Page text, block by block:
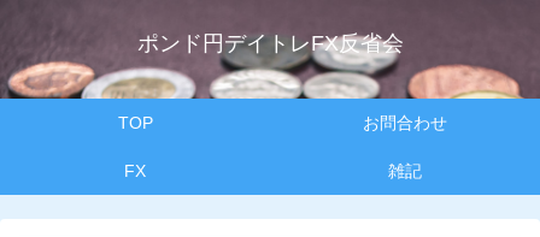
ポンド円デイトレFX反省会
TOP お問合わせ
FX 雑記